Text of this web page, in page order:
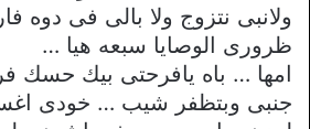
ولانبى نتزوج ولا بالى فى دوه
ظرورى الوصايا سبعه هيا …
امها … باه يافرحتى بيك حسك
جنبى وبتظفر شيب … خودى